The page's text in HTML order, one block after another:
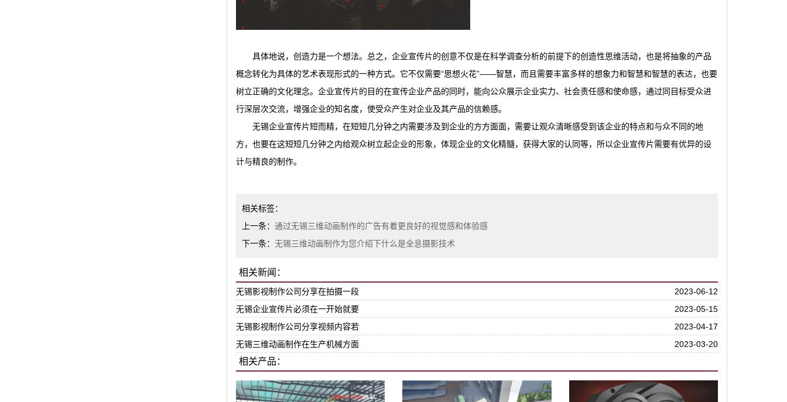
具体地说，创造力是一个想法。总之，企业宣传片的创意不仅是在科学调查分析的前提下的创造性思维活动，也是将抽象的产品
概念转化为具体的艺术表现形式的一种方式。它不仅需要“思想火花”——智慧，而且需要丰富多样的想象力和智慧和智慧的表达，也要
树立正确的文化理念。企业宣传片的目的在宣传企业产品的同时，能向公众展示企业实力、社会责任感和使命感，通过同目标受众进
行深层次交流，增强企业的知名度，使受众产生对企业及其产品的信赖感。
无锡企业宣传片短而精，在短短几分钟之内需要涉及到企业的方方面面，需要让观众清晰感受到该企业的特点和与众不同的地
方，也要在这短短几分钟之内给观众树立起企业的形象，体现企业的文化精髓，获得大家的认同等，所以企业宣传片需要有优异的设
计与精良的制作。
相关标签：
上一条： 通过无锡三维动画制作的广告有着更良好的视觉感和体验感
下一条： 无锡三维动画制作为您介绍下什么是全息摄影技术
相关新闻：
无锡影视制作公司分享在拍摄一段
2023-06-12
无锡企业宣传片必须在一开始就要
2023-05-15
无锡影视制作公司分享视频内容若
2023-04-17
无锡三维动画制作在生产机械方面
2023-03-20
相关产品：